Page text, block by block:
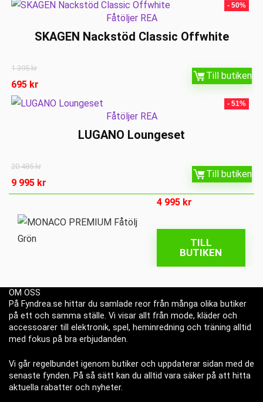
- 50%
Fåtöljer REA
SKAGEN Nackstöd Classic Offwhite
1 395kr
695 kr
Till butiken
- 51%
Fåtöljer REA
LUGANO Loungeset
20 485kr
9 995 kr
Till butiken
4 995 kr
TILL
BUTIKEN
OM OSS
På Fyndrea.se hittar du samlade reor från många olika butiker
på ett och samma ställe. Vi visar allt från mode, kläder och
accessoarer till elektronik, spel, heminredning och träning alltid
med fokus på bra erbjudanden.
Vi går regelbundet igenom butiker och uppdaterar sidan med de
senaste fynden. På så sätt kan du alltid vara säker på att hitta
aktuella rabatter och nyheter.